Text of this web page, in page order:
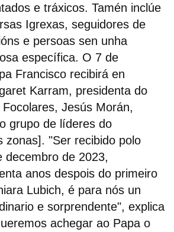
e tráxicos. Tamén inclúe
Igrexas, seguidores de
e persoas sen unha
específica. O 7 de
Francisco recibirá en
Karram, presidenta do
Jesús Morán,
grupo de líderes do
zonas]. "Ser recibido polo
decembro de 2023,
anos despois do primeiro
Lubich, é para nós un
e sorprendente", explica
achegar ao Papa o